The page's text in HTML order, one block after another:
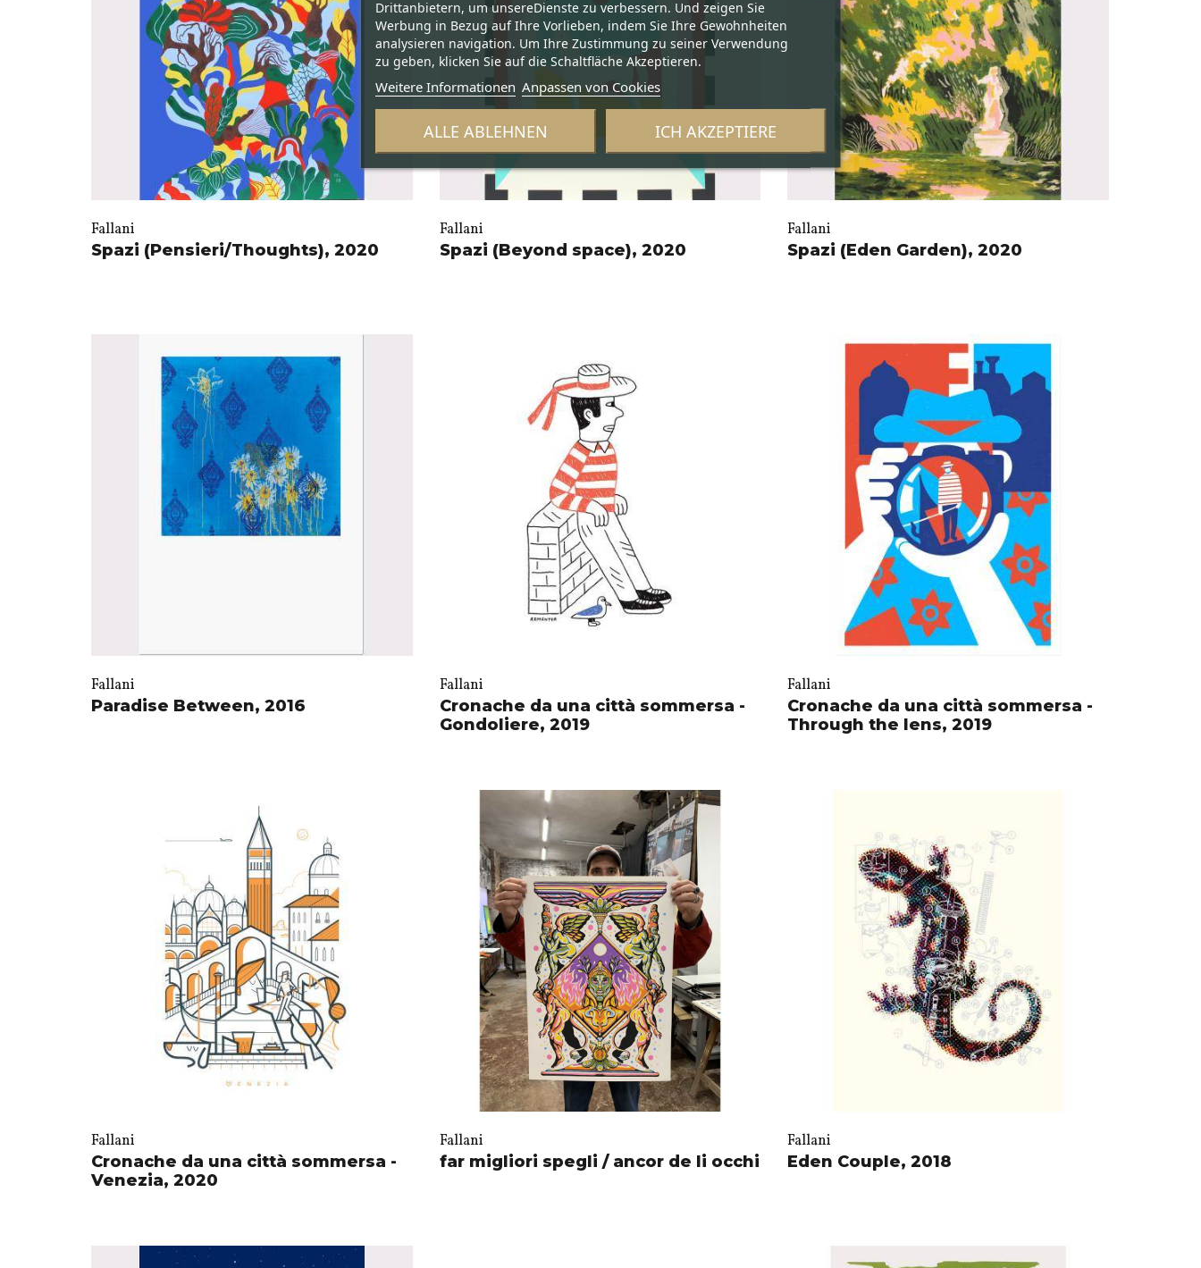
Fallani
Spazi (Pensieri/Thoughts), 2020
Fallani
Spazi (Beyond space), 2020
Fallani
Spazi (Eden Garden), 2020
Fallani
Paradise Between, 2016
Fallani
Cronache da una città sommersa -
Gondoliere, 2019
Fallani
Cronache da una città sommersa -
Through the lens, 2019
Fallani
Cronache da una città sommersa -
Venezia, 2020
Fallani
far migliori spegli / ancor de li occhi
Fallani
Eden Couple, 2018
Drittanbietern, um unsereDienste zu verbessern. Und zeigen Sie
Werbung in Bezug auf Ihre Vorlieben, indem Sie Ihre Gewohnheiten
analysieren navigation. Um Ihre Zustimmung zu seiner Verwendung
zu geben, klicken Sie auf die Schaltfläche Akzeptieren.
Weitere Informationen Anpassen von Cookies
ALLE ABLEHNEN ICH AKZEPTIERE